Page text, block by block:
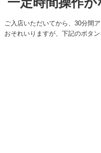
ご入店いただいてから、30分間
おそれいりますが、下記のボタ